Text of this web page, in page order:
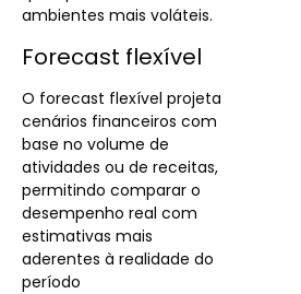
ambientes mais voláteis.
Forecast flexível
O forecast flexível projeta
cenários financeiros com
base no volume de
atividades ou de receitas,
permitindo comparar o
desempenho real com
estimativas mais
aderentes à realidade do
período